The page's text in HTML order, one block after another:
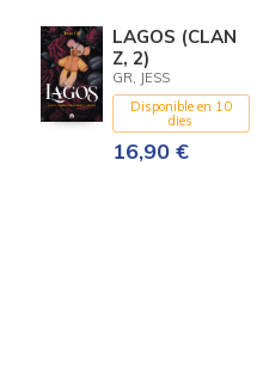
LAGOS (CLAN
Z, 2)
GR, JESS
Disponible en 10
dies
16,90 €